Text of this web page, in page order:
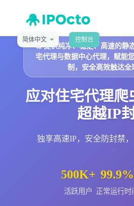
简体中文 控制台
🚀提供纯净、稳定、高速的静
宅代理与数据中心代理，赋能
制，安全高效触达全
应对住宅代理爬
超越IP
独享高速IP，安全防封禁，
500K+
活跃用户
99.9%
正常运行时